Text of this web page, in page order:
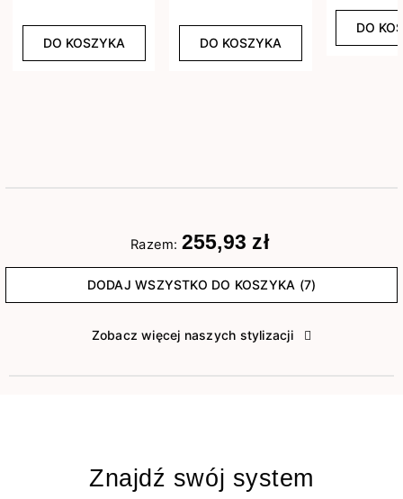
DO KOSZYKA DO KOSZYKA
DO
Razem: 255,93 zł
DODAJ WSZYSTKO DO KOSZYKA (7)
Zobacz więcej naszych stylizacji
Znajdź swój system